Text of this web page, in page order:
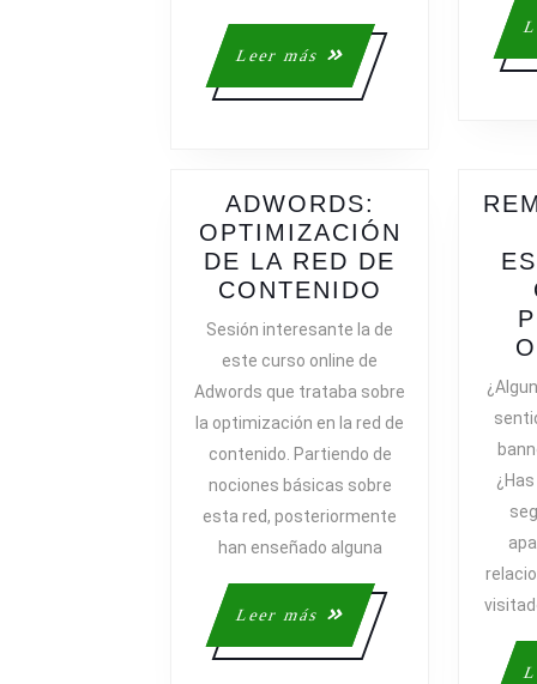
Leer más
Leer
más
ADWORDS:
OPTIMIZACIÓN
DE LA RED DE
CONTENIDO
RED
DE
Sesión interesante la de
este curso online de
Adwords que trataba sobre
la optimización en la red de
contenido. Partiendo de
nociones básicas sobre
esta red, posteriormente
han enseñado alguna
Leer más
Leer
más